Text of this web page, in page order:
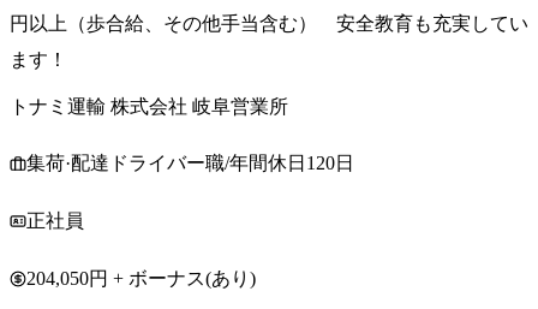
円以上（歩合給、その他手当含む） 安全教育も充実してい
ます！
トナミ運輸 株式会社 岐阜営業所
集荷·配達ドライバー職/年間休日120日
正社員
204,050円 + ボーナス(あり)